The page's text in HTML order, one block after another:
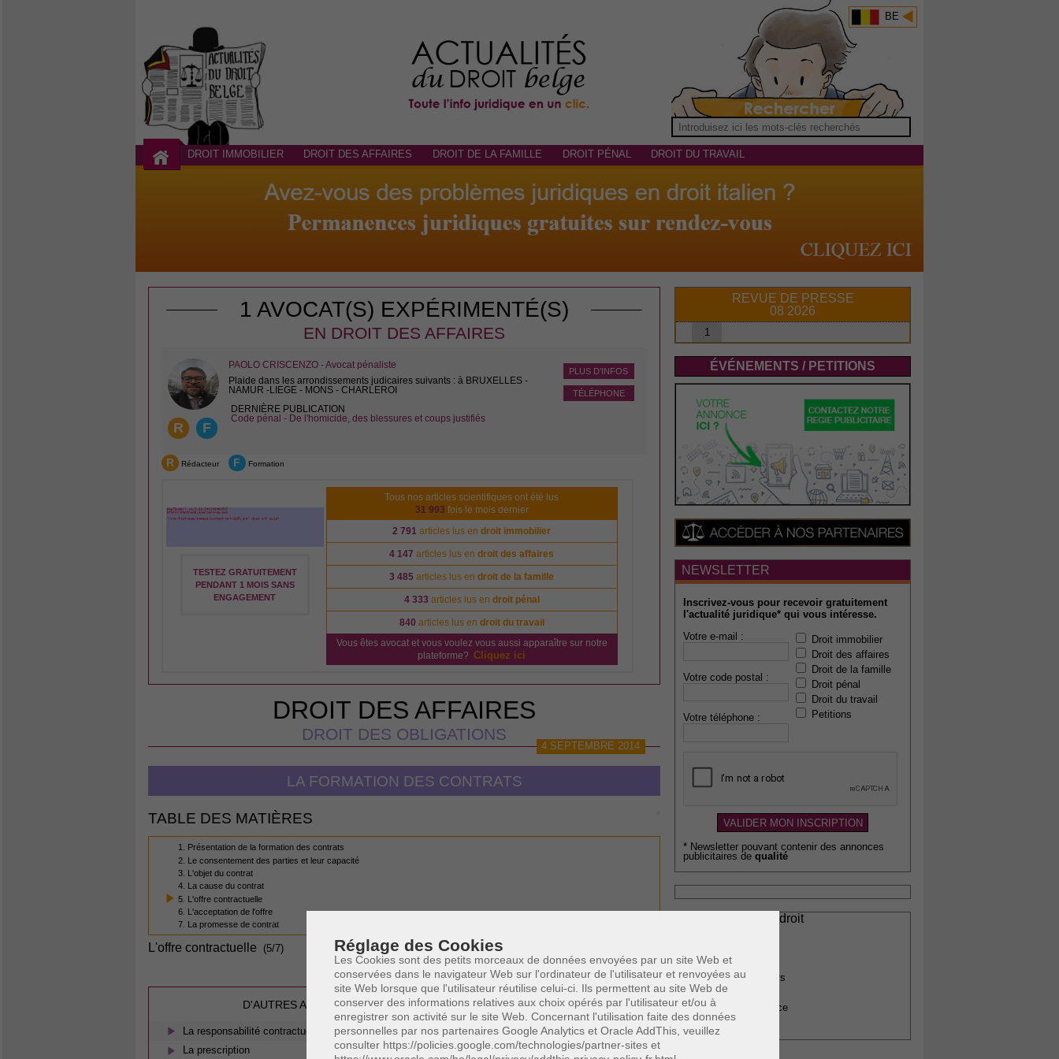
Réglage des Cookies
Les Cookies sont des petits morceaux de données envoyées par un site Web et
conservées dans le navigateur Web sur l'ordinateur de l'utilisateur et renvoyées au
site Web lorsque que l'utilisateur réutilise celui-ci. Ils permettent au site Web de
conserver des informations relatives aux choix opérés par l'utilisateur et/ou à
enregistrer son activité sur le site Web. Concernant l'utilisation faite des données
personnelles par nos partenaires Google Analytics et Oracle AddThis, veuillez
consulter https://policies.google.com/technologies/partner-sites et
BE
DROIT IMMOBILIER DROIT DES AFFAIRES DROIT DE LA FAMILLE DROIT PÉNAL DROIT DU TRAVAIL
1 AVOCAT(S) EXPÉRIMENTÉ(S)
EN DROIT DES AFFAIRES
R F
PLUS D'INFOS
TÉLÉPHONE
PAOLO CRISCENZO - Avocat pénaliste
Plaide dans les arrondissements judicaires suivants : à BRUXELLES -
NAMUR -LIEGE - MONS - CHARLEROI
DERNIÈRE PUBLICATION
Code pénal - De l'homicide, des blessures et coups justifiés
R Rédacteur F Formation
TESTEZ GRATUITEMENT
PENDANT 1 MOIS SANS
ENGAGEMENT
Tous nos articles scientifiques ont été lus
31 993 fois le mois dernier
2 791 articles lus endroit immobilier
4 147 articles lus endroit des affaires
3 485 articles lus endroit de la famille
4 333 articles lus en droit pénal
840 articles lus en droit du travail
Vous êtes avocat et vous voulez vous aussi apparaître sur notre
plateforme? Cliquez ici
DROIT DES AFFAIRES
DROIT DES OBLIGATIONS
4 SEPTEMBRE 2014
LA FORMATION DES CONTRATS
TABLE DES MATIÈRES
1. Présentation de la formation des contrats
2. Le consentement des parties et leur capacité
3. L'objet du contrat
4. La cause du contrat
5. L'offre contractuelle
6. L'acceptation de l'offre
7. La promesse de contrat
L'offre contractuelle (5/7)
dont0le mois dernier.
D'AUTRES ARTICLES SUSCEPTIBLES DE VOUS INTERESSER:
La responsabilité contractuelle et la responsabilité extracontractuelle
La prescription
REVUE DE PRESSE
08 2026
1
ÉVÉNEMENTS / PETITIONS
NEWSLETTER
Inscrivez-vous pour recevoir gratuitement
l'actualité juridique* qui vous intéresse.
Votre e-mail :
Votre code postal :
Votre téléphone :
Droit immobilier
Droit des affaires
Droit de la famille
Droit pénal
Droit du travail
Petitions
* Newsletter pouvant contenir des annonces
publicitaires de qualité
Professionnels du droit
Architectes
Agents immobiliers
Comptables
Huissiers de justice
Médecins